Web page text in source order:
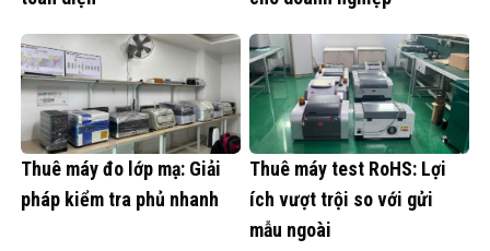
Thuê máy đo lớp mạ: Giải
pháp kiểm tra phủ nhanh
Thuê máy test RoHS: Lợi
ích vượt trội so với gửi
mẫu ngoài